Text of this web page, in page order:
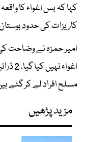
کہا کہ بس اغواء کا
کاریزات کی حدود
امیر حمزہ نے وضاحت
مسلح افراد لے کر گئے
مزید پڑھیں